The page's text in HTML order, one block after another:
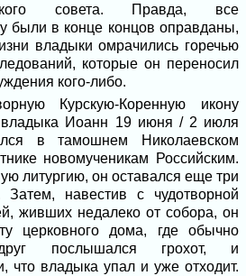
совета. Правда, все
были в конце концов оправданы,
владыки омрачились горечью
которые он переносил
кого-либо.
Курскую-Коренную икону
владыка Иоанн 19 июня / 2 июля
в тамошнем Николаевском
новомученикам Российским.
литургию, он оставался еще три
навестив с чудотворной
живших недалеко от собора, он
церковного дома, где обычно
послышался грохот, и
что владыка упал и уже отходит.